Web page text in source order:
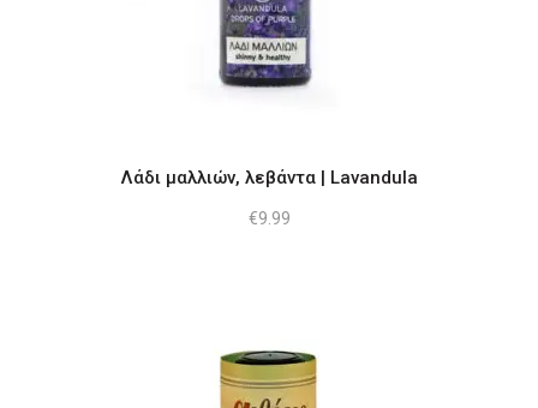
Λάδι μαλλιών, λεβάντα | Lavandula
€9.99